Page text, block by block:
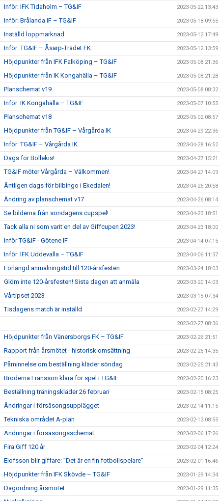
Inför: IFK Tidaholm – TG&IF 2023-05-22 13:43
Inför: Brålanda IF – TG&IF 2023-05-18 09:55
Inställd loppmarknad 2023-05-12 17:49
Inför: TG&IF – Åsarp-Trädet FK 2023-05-12 13:59
Höjdpunkter från IFK Falköping – TG&IF 2023-05-08 21:36
Höjdpunkter från IK Kongahälla – TG&IF 2023-05-08 21:28
Planschemat v19 2023-05-08 08:32
Inför: IK Kongahälla – TG&IF 2023-05-07 10:55
Planschemat v18 2023-05-02 08:57
Höjdpunkter från TG&IF – Vårgårda IK 2023-04-29 22:36
Inför: TG&IF – Vårgårda IK 2023-04-28 16:52
Dags för Bollekis! 2023-04-27 15:21
TG&IF möter Vårgårda – Välkommen! 2023-04-27 14:09
Äntligen dags för bilbingo i Ekedalen! 2023-04-26 20:58
Ändring av planschemat v17 2023-04-26 08:14
Se bilderna från söndagens cupspel! 2023-04-23 18:51
Tack alla ni som varit en del av Giffcupen 2023! 2023-04-23 18:00
Inför TG&IF - Götene IF 2023-04-14 07:15
Inför: IFK Uddevalla – TG&IF 2023-04-06 11:37
Förlängd anmälningstid till 120-årsfesten 2023-03-24 18:03
Glöm inte 120-årsfesten! Sista dagen att anmäla 2023-03-20 14:03
Vårtipset 2023 2023-03-15 07:34
Tisdagens match är inställd 2023-02-27 14:29
2023-02-27 08:36
Höjdpunkter från Vänersborgs FK – TG&IF 2023-02-26 21:51
Rapport från årsmötet - historisk omsättning 2023-02-26 14:35
Påminnelse om beställning kläder söndag 2023-02-25 21:43
Bröderna Fransson klara för spel i TG&IF 2023-02-20 16:23
Beställning träningskläder 26 februari 2023-02-15 08:25
Ändringar i försäsongsupplägget 2023-02-14 11:15
Tekniska området A-plan 2023-02-13 08:55
Ändringar i försäsongsschemat 2023-02-06 17:26
Fira Giff 120 år 2023-02-04 12:24
Elofsson blir giffare: ”Det är en fin fotbollspelare” 2023-02-01 16:46
Höjdpunkter från IFK Skövde – TG&IF 2023-01-29 14:34
Dagordning årsmötet 2023-01-29 11:35